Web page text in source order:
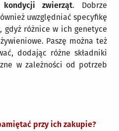
zwierząt. Dobrze
uwzględniać specyfikę
gdyż różnice w ich genetyce
Paszę można też
dodając różne składniki
w zależności od potrzeb
przy ich zakupie?